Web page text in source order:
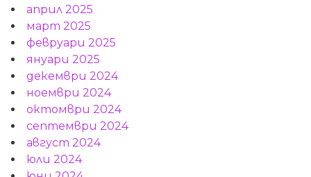
април 2025
март 2025
февруари 2025
януари 2025
декември 2024
ноември 2024
октомври 2024
септември 2024
август 2024
юли 2024